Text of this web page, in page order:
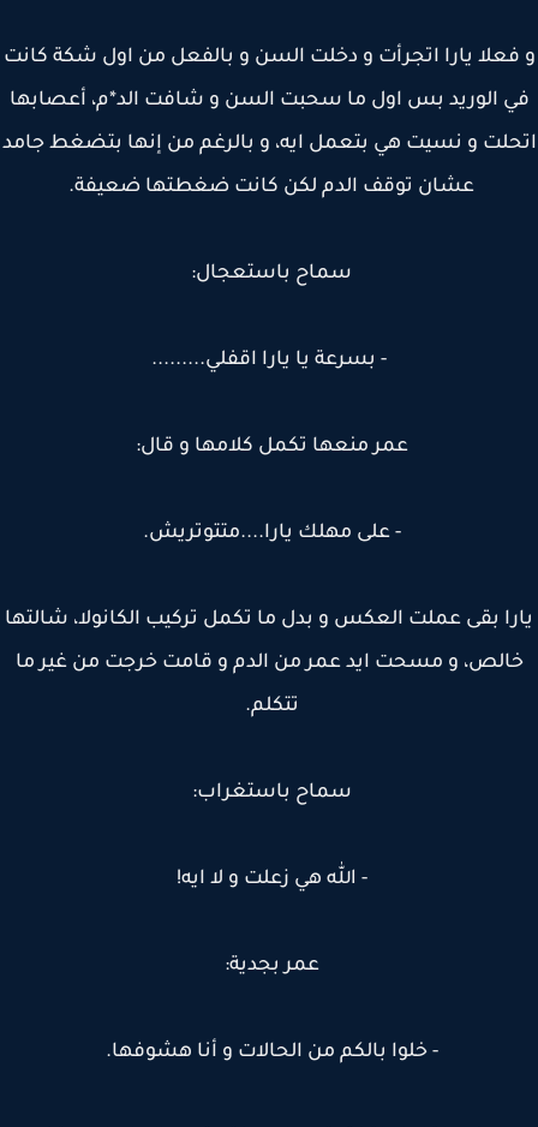
يارا اتجرأت و دخلت السن و بالفعل من اول شكة كانت
الوريد بس اول ما سحبت السن و شافت الد*م، أعصابها
و نسيت هي بتعمل ايه، و بالرغم من إنها بتضغط جامد
عشان توقف الدم لكن كانت ضغطتها ضعيفة.
سماح باستعجال:
- بسرعة يا يارا اقفلي.........
عمر منعها تكمل كلامها و قال:
- على مهلك يارا....متتوتريش.
بقى عملت العكس و بدل ما تكمل تركيب الكانولا، شالتها
و مسحت ايد عمر من الدم و قامت خرجت من غير ما
تتكلم.
سماح باستغراب:
- الله هي زعلت و لا ايه!
عمر بجدية:
- خلوا بالكم من الحالات و أنا هشوفها.